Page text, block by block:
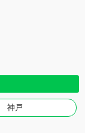
神戸